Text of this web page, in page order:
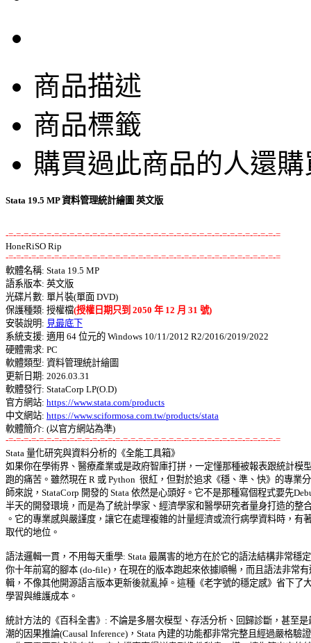
商品描述
商品標籤
購買過此商品的人還
Stata 19.5 MP 資料管理統計繪圖 英文版
-=-=-=-=-=-=-=-=-=-=-=-=-=-=-=-=-=-=-=-=-=-=-=-=-=-=-=-=-=-=-=-=-=-=-=-=
-=-=-=-=-=-=-=-=-=-=-=-=-=-=-=-=-=-=-=-=-=-=-=-=-=-=-=-=-=-=-=-=-=-=-=-=
軟體名稱: Stata 19.5 MP
語系版本: 英文版
光碟片數: 單片裝(單面 DVD)
保護種類: 授權檔(授權日期只到 2050 年 12 月 31 號)
安裝說明: 見最底下
系統支援: 適用 64 位元的 Windows 10/11/2012 R2/2016/2019/2022
硬體需求: PC
軟體類型: 資料管理統計繪圖
更新日期: 2026.03.31
軟體發行: StataCorp LP(O.D)
官方網站: https://www.stata.com/products
中文網站: https://www.sciformosa.com.tw/products/stata
-=-=-=-=-=-=-=-=-=-=-=-=-=-=-=-=-=-=-=-=-=-=-=-=-=-=-=-=-=-=-=-=-=-=-=-=
Stata 量化研究與資料分析的《全能工具箱》
如果你在學術界、醫療產業或是政府智庫打拼，一定懂那種被報表跟統計模
跑的痛苦。雖然現在 R 或 Python  很紅，但對於追求《穩、準、快》的專業
師來說，StataCorp 開發的 Stata 依然是心頭好。它不是那種寫個程式要先
半天的開發環境，而是為了統計學家、經濟學家和醫學研究者量身打造的整
。它的專業感與嚴謹度，讓它在處理複雜的計量經濟或流行病學資料時，有
取代的地位。
語法邏輯一貫，不用每天重學: Stata 最厲害的地方在於它的語法結構非常穩
你十年前寫的腳本 (do-file)，在現在的版本跑起來依據順暢，而且語法非常
輯，不像其他開源語言版本更新後就亂掉。這種《老字號的穩定感》省下了
學習與維護成本。
統計方法的《百科全書》: 不論是多層次模型、存活分析、回歸診斷，甚至
潮的因果推論(Causal Inference)，Stata 內建的功能都非常完整且經過嚴格驗